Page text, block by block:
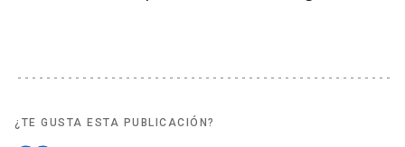
¿TE GUSTA ESTA PUBLICACIÓN?